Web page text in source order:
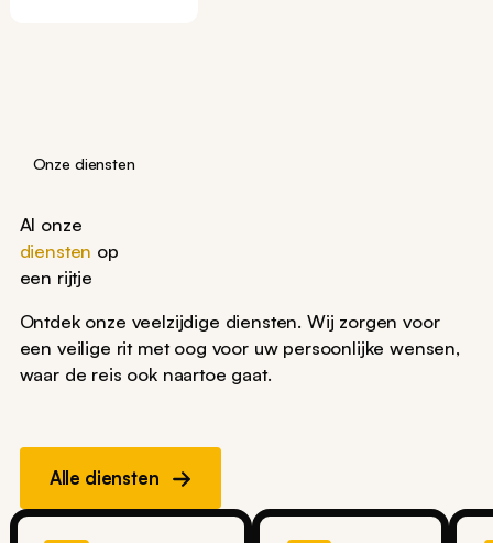
Onze diensten
Al onze
diensten op
een rijtje
Ontdek onze veelzijdige diensten. Wij zorgen voor
een veilige rit met oog voor uw persoonlijke wensen,
waar de reis ook naartoe gaat.
Alle diensten